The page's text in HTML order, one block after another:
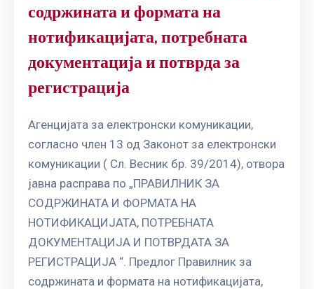
содржината и формата на
нотификацијата, потребната
документација и потврда за
регистрација
Агенцијата за електронски комуникации,
согласно член 13 од Законот за електронски
комуникации ( Сл. Весник бр. 39/2014), отвора
јавна расправа по „ПРАВИЛНИК ЗА
СОДРЖИНАТА И ФОРМАТА НА
НОТИФИКАЦИЈАТА, ПОТРЕБНАТА
ДОКУМЕНТАЦИЈА И ПОТВРДАТА ЗА
РЕГИСТРАЦИЈА “. Предлог Правилник за
содржината и формата на нотификацијата,